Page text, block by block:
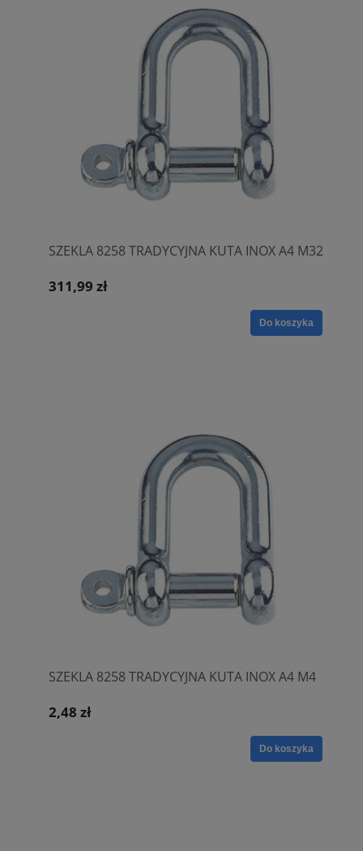
SZEKLA 8258 TRADYCYJNA KUTA INOX A4 M32
311,99 zł
Do koszyka
SZEKLA 8258 TRADYCYJNA KUTA INOX A4 M4
2,48 zł
Do koszyka